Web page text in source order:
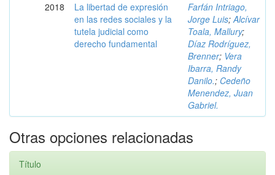
2018
La libertad de expresión
en las redes sociales y la
tutela judicial como
derecho fundamental
Farfán Intriago,
Jorge Luis;Alcívar
Toala, Mallury;
Díaz Rodríguez,
Brenner; Vera
Ibarra, Randy
Danilo.; Cedeño
Menendez, Juan
Gabriel.
Otras opciones relacionadas
Título